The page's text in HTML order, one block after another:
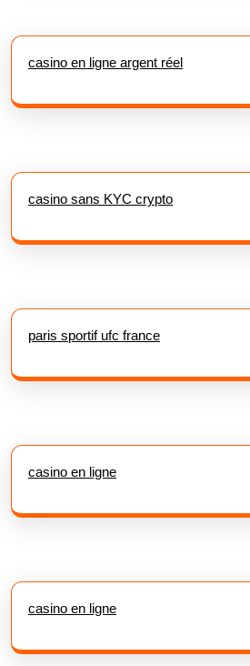
casino en ligne argent réel
casino sans KYC crypto
paris sportif ufc france
casino en ligne
casino en ligne